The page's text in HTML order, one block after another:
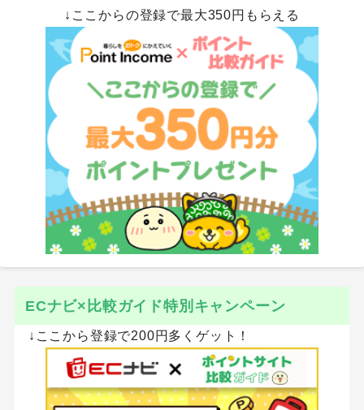
↓ここからの登録で最大350円もらえる
ECナビ×比較ガイド特別キャンペーン
↓ここから登録で200円多くゲット！